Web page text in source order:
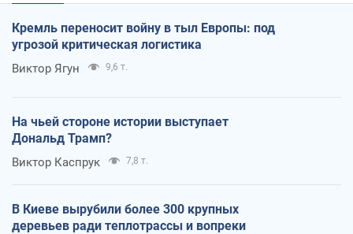
Кремль переносит войну в тыл Европы: под
угрозой критическая логистика
Виктор Ягун 9,6 т.
На чьей стороне истории выступает
Дональд Трамп?
Виктор Каспрук 7,8 т.
В Киеве вырубили более 300 крупных
деревьев ради теплотрассы и вопреки